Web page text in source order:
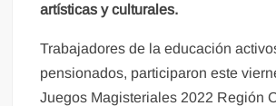
artísticas y culturales.
Trabajadores de la educación
pensionados, participaron este
Juegos Magisteriales 2022 Región